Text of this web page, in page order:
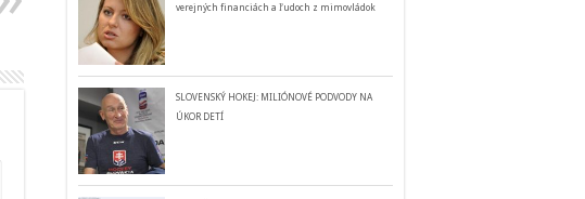
verejných financiách a ľudoch z mimovládok
SLOVENSKÝ HOKEJ: MILIÓNOVÉ PODVODY NA
ÚKOR DETÍ